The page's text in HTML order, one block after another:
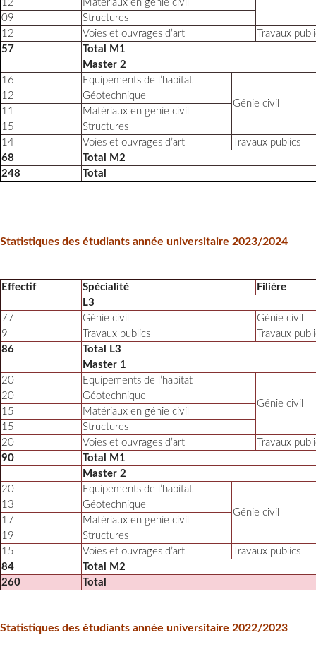
12
Matériaux en génie civil
09
Structures
12
Voies et ouvrages d’art
Travaux
57
Total M1
Master 2
16
Equipements de l’habitat
Génie civil
12
Géotechnique
11
Matériaux en genie civil
15
Structures
14
Voies et ouvrages d’art
Travaux publics
68
Total M2
248
Total
Statistiques des étudiants année universitaire 2023/2024
Effectif Spécialité
Filiére
L3
77
Génie civil
Génie civil
9
Travaux publics
Travaux
86
Total L3
Master 1
20
Equipements de l’habitat
Génie civil
20
Géotechnique
15
Matériaux en génie civil
15
Structures
20
Voies et ouvrages d’art
Travaux
90
Total M1
Master 2
20
Equipements de l’habitat
Génie civil
13
Géotechnique
17
Matériaux en genie civil
19
Structures
15
Voies et ouvrages d’art
Travaux publics
84
Total M2
260
Total
Statistiques des étudiants année universitaire 2022/2023